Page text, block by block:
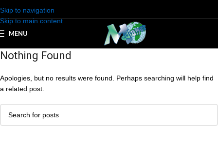
Skip to navigation
Skip to main content
MENU
Nothing Found
Apologies, but no results were found. Perhaps searching will help find
a related post.